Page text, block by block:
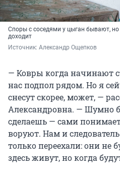
Споры с соседями у цыган бывают,
доходит
Источник: Александр Ощепков
— Ковры когда начинают
нас подпол рядом. Но я
снесут скорее, может, —
Александровна. — Шумно
сделаешь — сами
воруют. Нам и
только переехали: они не
здесь живут, но когда